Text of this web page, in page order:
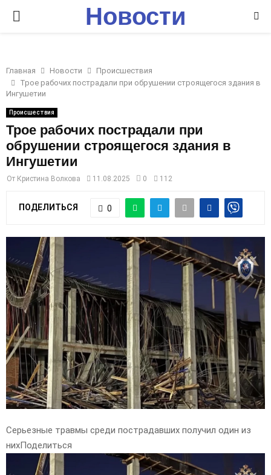
P
I
M
A
R
Y
E
N
U
Новости
Главная Новости
Происшествия
Трое рабочих пострадали при обрушении строящегося здания в
Ингушетии
Происшествия
Трое рабочих пострадали при
обрушении строящегося здания в
Ингушетии
От Кристина Волкова 11.08.2025 0 112
ПОДЕЛИТЬСЯ 0
Серьезные травмы среди пострадавших получил один из
нихПоделиться